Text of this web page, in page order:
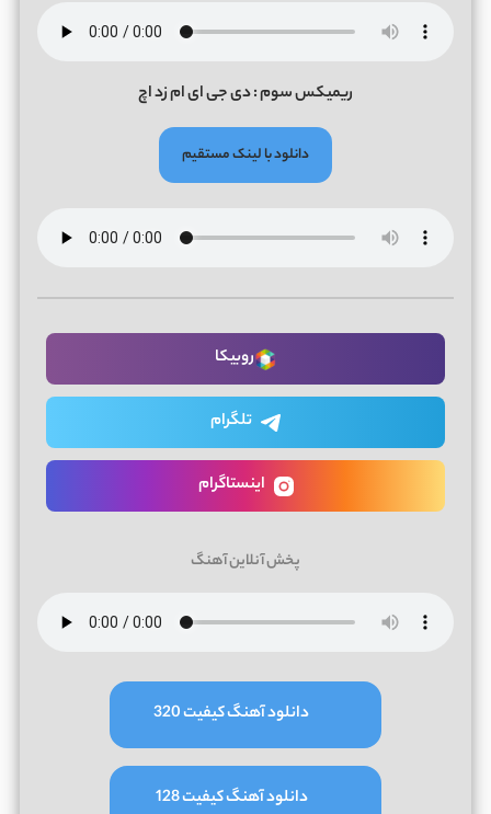
ریمیکس سوم : دی جی ای ام زد اچ
دانلود با لینک مستقیم
روبیکا
تلگرام
اینستاگرام
پخش آنلاین آهنگ
دانلود آهنگ کیفیت 320
دانلود آهنگ کیفیت 128